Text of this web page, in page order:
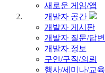
새로운 게임/앱
개발자 공간
개발자 게시판
개발자 질문/답변
개발자 정보
구인/구직/의뢰
행사/세미나/교육